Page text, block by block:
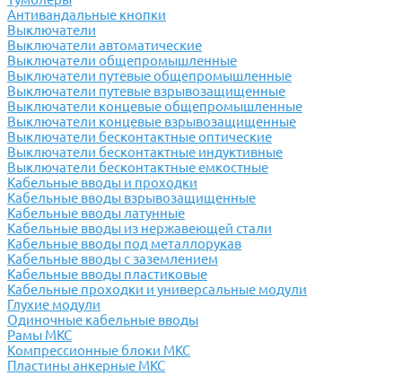
Антивандальные кнопки
Выключатели
Выключатели автоматические
Выключатели общепромышленные
Выключатели путевые общепромышленные
Выключатели путевые взрывозащищенные
Выключатели концевые общепромышленные
Выключатели концевые взрывозащищенные
Выключатели бесконтактные оптические
Выключатели бесконтактные индуктивные
Выключатели бесконтактные емкостные
Кабельные вводы и проходки
Кабельные вводы взрывозащищенные
Кабельные вводы латунные
Кабельные вводы из нержавеющей стали
Кабельные вводы под металлорукав
Кабельные вводы с заземлением
Кабельные вводы пластиковые
Кабельные проходки и универсальные модули
Глухие модули
Одиночные кабельные вводы
Рамы МКС
Компрессионные блоки МКС
Пластины анкерные МКС